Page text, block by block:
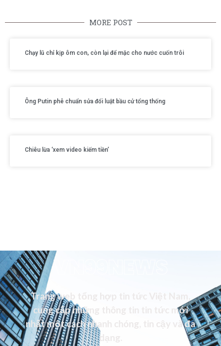
MORE POST
Chạy lũ chỉ kịp ôm con, còn lại để mặc cho nước cuốn trôi
Ông Putin phê chuẩn sửa đổi luật bầu cử tổng thống
Chiêu lừa ‘xem video kiếm tiền’
VN99NEWS
Trang web tổng hợp tin tức Việt Nam,
cung cấp những thông tin tin tức mới
nhất một cách nhanh chóng, tin cậy và đa
dạng.